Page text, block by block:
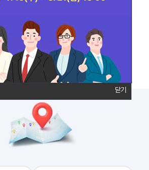
담당자 연락처 오시는 길
닫기
닫기